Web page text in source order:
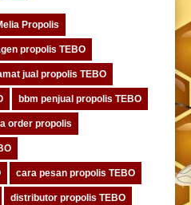
Propolis
propolis TEBO
jual propolis TEBO
bbm penjual propolis TEBO
order propolis
cara pesan propolis TEBO
distributor propolis TEBO